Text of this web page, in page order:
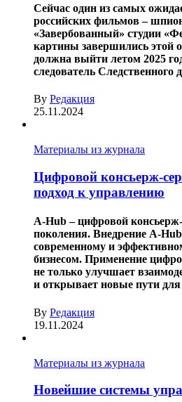
Сейчас один из самых
российских фильмов –
«Завербованный» студии
картины завершились этой
должна выйти летом 2025
следователь Следственного
By Редакция
25.11.2024
Материалы из журнала
Цифровой консьерж-
подход к управлению
A-Hub – цифровой
поколения. Внедрение A-
современному и
бизнесом. Применение
не только улучшает
и открывает новые пути для
By Редакция
19.11.2024
Материалы из журнала
Новейшие системы